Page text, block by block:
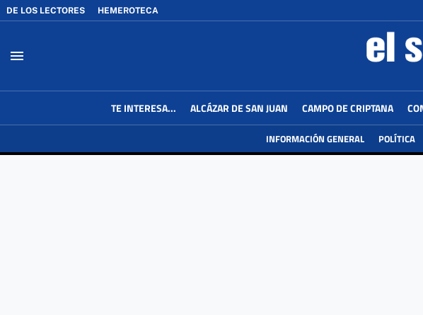
DE LOS LECTORES HEMEROTECA
menu
TE INTERESA... ALCÁZAR DE SAN JUAN CAMPO DE CRIPTANA
INFORMACIÓN GENERAL POLÍTICA